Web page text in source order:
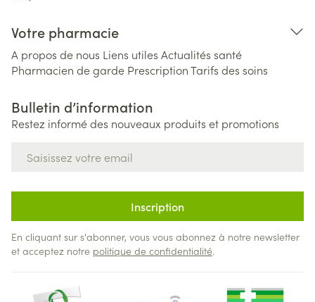
Votre pharmacie
A propos de nous Liens utiles Actualités santé
Pharmacien de garde PrescriptionTarifs des soins
Bulletin d’information
Restez informé des nouveaux produits et promotions
Inscription
En cliquant sur s'abonner, vous vous abonnez à notre newsletter
et acceptez notre politique de confidentialité.